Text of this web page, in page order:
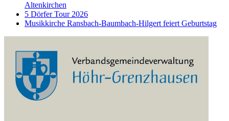
Altenkirchen
5 Dörfer Tour 2026
Musikkirche Ransbach-Baumbach-Hilgert feiert Geburtstag